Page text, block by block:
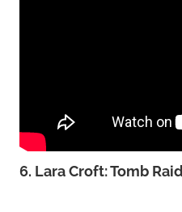
6. Lara Croft: Tomb